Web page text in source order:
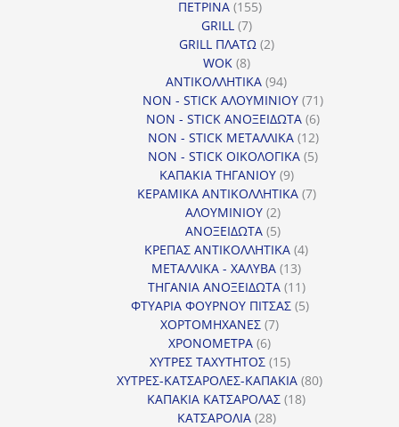
ΠΕΤΡΙΝΑ 155155
GRILL 77
προϊόντα
GRILL ΠΛΑΤΩ 22
WOK 88
προϊόντα
ΑΝΤΙΚΟΛΛΗΤΙΚΑ 9494
προϊόντα
NON - STICK ΑΛΟΥΜΙΝΙΟΥ 7171
προϊόντα
NON - STICK ΑΝΟΞΕΙΔΩΤΑ 66
προϊόντα
NON - STICK ΜΕΤΑΛΛΙΚΑ 1212
προϊόντα
NON - STICK ΟΙΚΟΛΟΓΙΚΑ 55
ΚΑΠΑΚΙΑ ΤΗΓΑΝΙΟΥ 99
προϊόντα
ΚΕΡΑΜΙΚΑ ΑΝΤΙΚΟΛΛΗΤΙΚΑ 77
ΑΛΟΥΜΙΝΙΟΥ 22
προϊόντα
ΑΝΟΞΕΙΔΩΤΑ 55
προϊόντα
ΚΡΕΠΑΣ ΑΝΤΙΚΟΛΛΗΤΙΚΑ 44
ΜΕΤΑΛΛΙΚΑ - ΧΑΛΥΒΑ 1313
προϊόντα
ΤΗΓΑΝΙΑ ΑΝΟΞΕΙΔΩΤΑ 1111
προϊόντα
ΦΤΥΑΡΙΑ ΦΟΥΡΝΟΥ ΠΙΤΣΑΣ 55
ΧΟΡΤΟΜΗΧΑΝΕΣ 77
ΧΡΟΝΟΜΕΤΡΑ 66
προϊόντα
ΧΥΤΡΕΣ ΤΑΧΥΤΗΤΟΣ 1515
προϊόντα
ΧΥΤΡΕΣ-ΚΑΤΣΑΡΟΛΕΣ-ΚΑΠΑΚΙΑ 8080
ΚΑΠΑΚΙΑ ΚΑΤΣΑΡΟΛΑΣ 1818
ΚΑΤΣΑΡΟΛΙΑ 2828